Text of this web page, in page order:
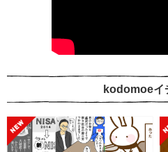
kodomoeイ